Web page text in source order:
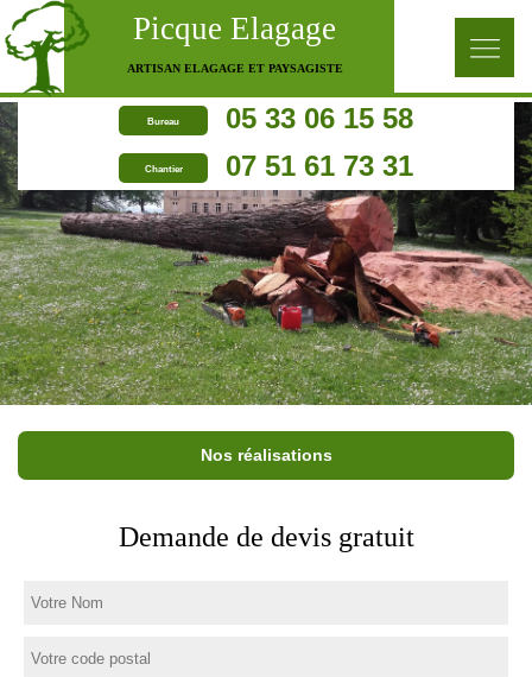
Picque Elagage
ARTISAN ELAGAGE ET PAYSAGISTE
Bureau 05 33 06 15 58
Chantier 07 51 61 73 31
Nos réalisations
Demande de devis gratuit